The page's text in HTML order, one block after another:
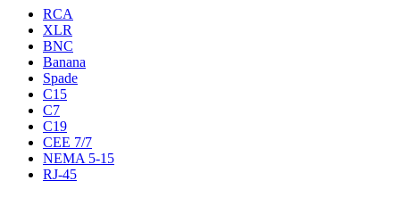
RCA
XLR
BNC
Banana
Spade
C15
С7
C19
CEE 7/7
NEMA 5-15
RJ-45